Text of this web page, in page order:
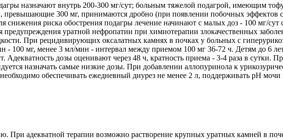
назначают внутрь 200-300 мг/сут; больным тяжелой подагрой, имеющим
превышающие 300 мг, принимаются дробно (при появлении побочных
снижения риска обострения подагры лечение начинают с малых доз - 100 мг/
уратной нефропатии при химиотерапии злокачественных
При рецидивирующих оксалатных камнях в почках у больных с
мг, менее 3 мл/мин - интервал между приемом 100 мг 36-72 ч. Детям до 6
Адекватность дозы оценивают через 48 ч, кратность приема - 3-4 раза в
назначать самые низкие дозы. При добавлении аллопуринола к
обеспечивать ежедневный диурез не менее 2 л, поддерживать pH
При адекватной терапии возможно растворение крупных уратных камней в